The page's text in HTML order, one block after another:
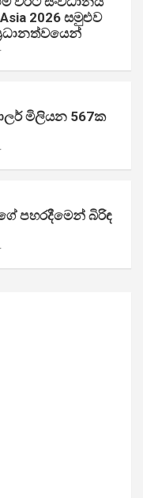
2026 සමුළුව
මිලියන 567ක
පහරදීමෙන් බිරිඳ